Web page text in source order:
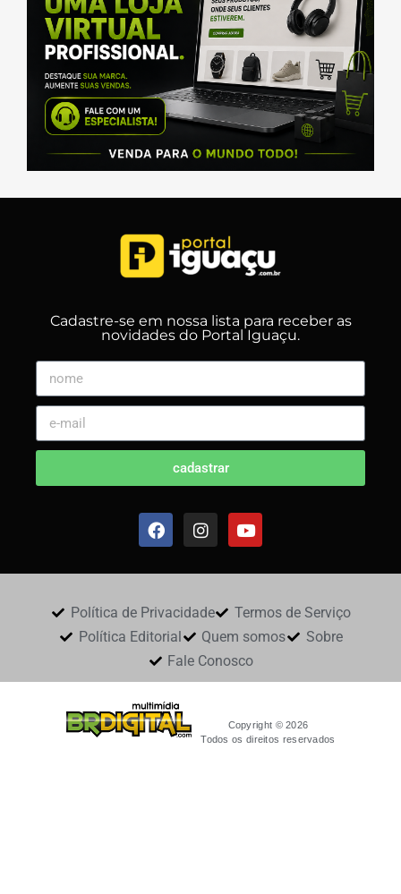
Cadastre-se em nossa lista para receber as
novidades do Portal Iguaçu.
cadastrar
Política de Privacidade
Termos de Serviço
Política Editorial
Quem somos
Sobre
Fale Conosco
Copyright © 2026
Todos os direitos reservados